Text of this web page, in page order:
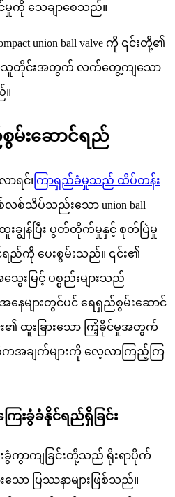
မှုကို သေချာစေသည်။
union ball valve ကို ၎င်းတို့၏
သူတိုင်းအတွက် လက်တွေ့ကျသော
။
စွမ်းဆောင်ရည်
ရင်၊ ကြာရှည်ခံမှုသည် ထိပ်တန်း
စ်လစ်သိပ်သည်းသော union ball
ျွန်ပြီး ပွတ်တိုက်မှုနှင့် စုတ်ပြဲမှု
ည်ကို ပေးစွမ်းသည်။ ၎င်း၏
းမြင့် ပစ္စည်းများသည်
နေများတွင်ပင် ရေရှည်စွမ်းဆောင်
ထူးခြားသော ကြံ့ခိုင်မှုအတွက်
ချက်များကို လေ့လာကြည့်ကြ
ေးခွံခံနိုင်ရည်ရှိခြင်း
ခွံကွာကျခြင်းတို့သည် ရိုးရာပိုက်
သော ပြဿနာများဖြစ်သည်။